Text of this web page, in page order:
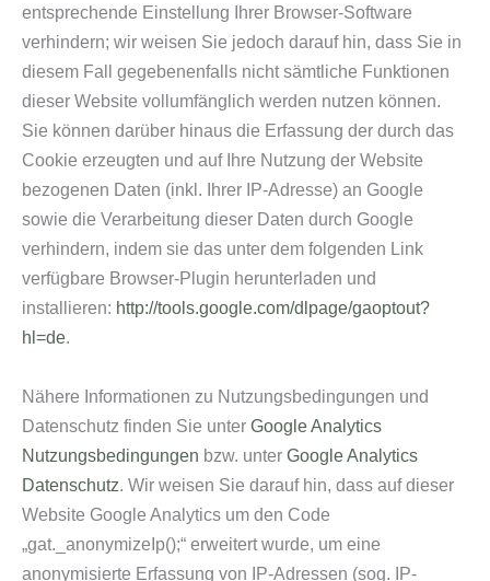
entsprechende Einstellung Ihrer Browser-Software
verhindern; wir weisen Sie jedoch darauf hin, dass Sie in
diesem Fall gegebenenfalls nicht sämtliche Funktionen
dieser Website vollumfänglich werden nutzen können.
Sie können darüber hinaus die Erfassung der durch das
Cookie erzeugten und auf Ihre Nutzung der Website
bezogenen Daten (inkl. Ihrer IP-Adresse) an Google
sowie die Verarbeitung dieser Daten durch Google
verhindern, indem sie das unter dem folgenden Link
verfügbare Browser-Plugin herunterladen und
installieren: http://tools.google.com/dlpage/gaoptout?
hl=de.
Nähere Informationen zu Nutzungsbedingungen und
Datenschutz finden Sie unter Google Analytics
Nutzungsbedingungen bzw. unter Google Analytics
Datenschutz . Wir weisen Sie darauf hin, dass auf dieser
Website Google Analytics um den Code
„gat._anonymizeIp();“ erweitert wurde, um eine
anonymisierte Erfassung von IP-Adressen (sog. IP-